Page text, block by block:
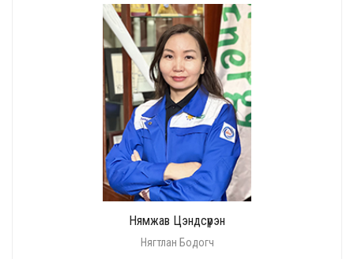
Нямжав Цэндсүрэн
Нягтлан Бодогч